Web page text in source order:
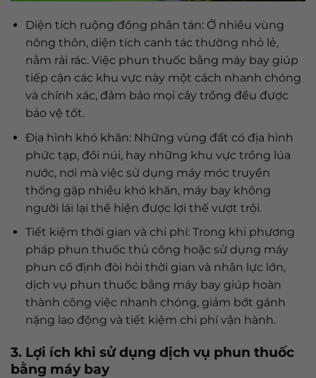
Diện tích ruộng đồng phân tán: Ở nhiều vùng
nông thôn, diện tích canh tác thường nhỏ lẻ,
nằm rải rác. Việc phun thuốc bằng máy bay giúp
tiếp cận các khu vực này một cách nhanh chóng
và chính xác, đảm bảo mọi cây trồng đều được
bảo vệ tốt.
Địa hình khó khăn: Những vùng đất có địa hình
phức tạp, đồi núi, hay những khu vực trồng lúa
nước, nơi mà việc sử dụng máy móc truyền
thống gặp nhiều khó khăn, máy bay không
người lái lại thể hiện được lợi thế vượt trội.
Tiết kiệm thời gian và chi phí: Trong khi phương
pháp phun thuốc thủ công hoặc sử dụng máy
phun cố định đòi hỏi thời gian và nhân lực lớn,
dịch vụ phun thuốc bằng máy bay giúp hoàn
thành công việc nhanh chóng, giảm bớt gánh
nặng lao động và tiết kiệm chi phí vận hành.
3. Lợi ích khi sử dụng dịch vụ phun thuốc
bằng máy bay